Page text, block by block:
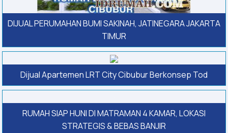
DIJUAL PERUMAHAN BUMI SAKINAH, JATINEGARA JAKARTA
TIMUR
Dijual Apartemen LRT City Cibubur Berkonsep Tod
RUMAH SIAP HUNI DI MATRAMAN 4 KAMAR, LOKASI
STRATEGIS & BEBAS BANJIR